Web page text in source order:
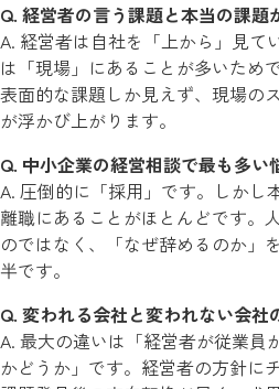
Q. 経営者の言う課題と本当の課題
A. 経営者は自社を「上から」見て
は「現場」にあることが多いため
表面的な課題しか見えず、現場の
が浮かび上がります。
Q. 中小企業の経営相談で最も多い
A. 圧倒的に「採用」です。しかし
離職にあることがほとんどです。
のではなく、「なぜ辞めるのか」
半です。
Q. 変われる会社と変われない会社
A. 最大の違いは「経営者が従業員
かどうか」です。経営者の方針に